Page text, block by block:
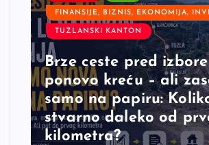
FINANSIJE, BIZNIS, EKONOMIJA,
TUZLANSKI KANTON
Brze ceste pred izbore
ponovo kreću – ali
samo na papiru:
stvarno daleko od
kilometra?